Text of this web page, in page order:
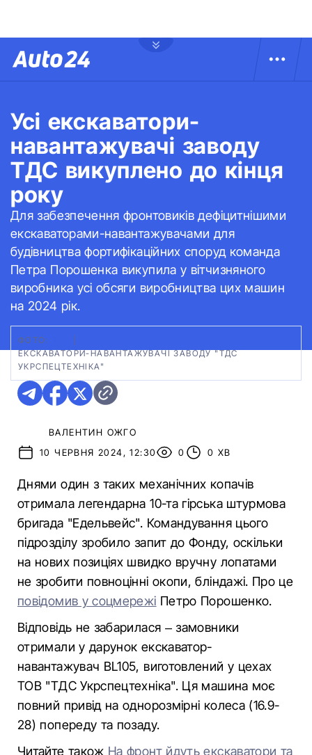
Усі екскаватори-
навантажувачі заводу
ТДС викуплено до кінця
року
Для забезпечення фронтовиків дефіцитнішими
екскаваторами-навантажувачами для
будівництва фортифікаційних споруд команда
Петра Порошенка викупила у вітчизняного
виробника усі обсяги виробництва цих машин
на 2024 рік.
ФОТО:
ЕКСКАВАТОРИ-НАВАНТАЖУВАЧІ ЗАВОДУ "ТДС
УКРСПЕЦТЕХНІКА"
ВАЛЕНТИН ОЖГО
10 ЧЕРВНЯ 2024, 12:30
0 0 ХВ
Днями один з таких механічних копачів
отримала легендарна 10-та гірська штурмова
бригада "Едельвейс". Командування цього
підрозділу зробило запит до Фонду, оскільки
на нових позиціях швидко вручну лопатами
не зробити повноцінні окопи, бліндажі. Про це
повідомив у соцмережі Петро Порошенко.
Відповідь не забарилася – замовники
отримали у дарунок екскаватор-
навантажувач BL105, виготовлений у цехах
ТОВ "ТДС Укрспецтехніка". Ця машина моє
повний привід на однорозмірні колеса (16.9-
28) попереду та позаду.
Читайте також На фронт йдуть екскаватори та